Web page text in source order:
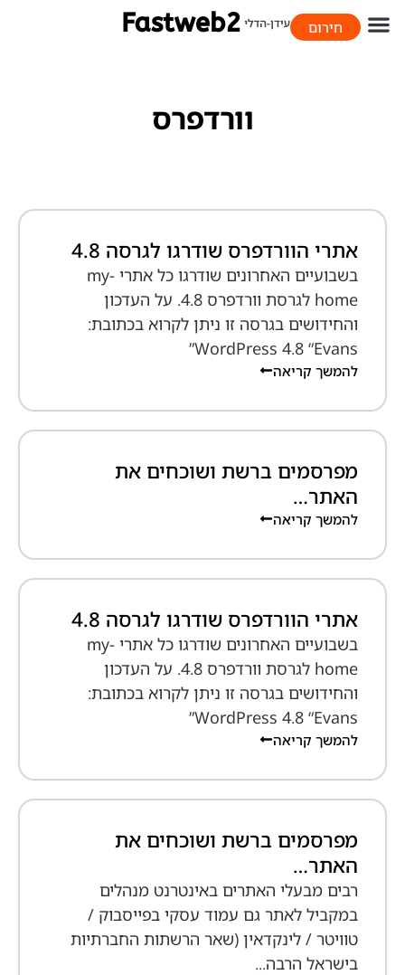
חירום
וורדפרס
אתרי הוורדפרס שודרגו לגרסה 4.8
בשבועיים האחרונים שודרגו כל אתרי my-
home לגרסת וורדפרס 4.8. על העדכון
והחידושים בגרסה זו ניתן לקרוא בכתובת:
WordPress 4.8 “Evans”
להמשך קריאה
מפרסמים ברשת ושוכחים את
האתר…
להמשך קריאה
אתרי הוורדפרס שודרגו לגרסה 4.8
בשבועיים האחרונים שודרגו כל אתרי my-
home לגרסת וורדפרס 4.8. על העדכון
והחידושים בגרסה זו ניתן לקרוא בכתובת:
WordPress 4.8 “Evans”
להמשך קריאה
מפרסמים ברשת ושוכחים את
האתר…
רבים מבעלי האתרים באינטרנט מנהלים
במקביל לאתר גם עמוד עסקי בפייסבוק /
טוויטר / לינקדאין (שאר הרשתות החברתיות
בישראל הרבה...